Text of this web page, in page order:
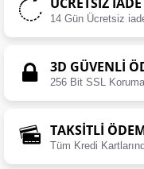
14 Gün Ücretsiz
3D GÜVENLİ
256 Bit SSL Koruma
TAKSİTLİ
Tüm Kredi